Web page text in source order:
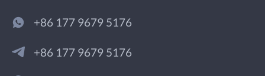
+86 177 9679 5176
+86 177 9679 5176